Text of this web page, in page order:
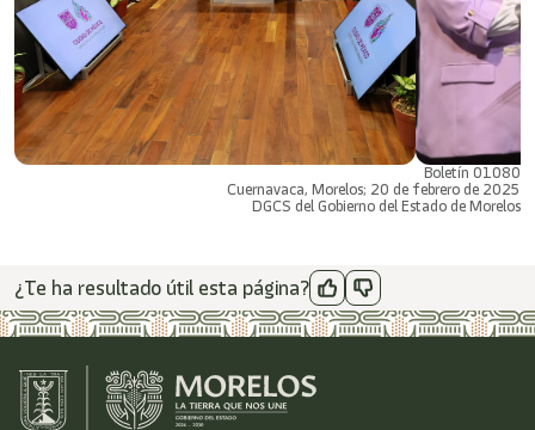
Boletín 01080
Cuernavaca, Morelos; 20 de febrero de 2025
DGCS del Gobierno del Estado de Morelos
¿Te ha resultado útil esta página?